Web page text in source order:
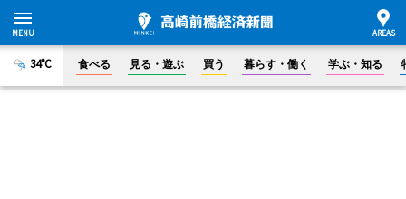
34°C 食べる 見る・遊ぶ 買う 暮らす・働く 学ぶ・知る